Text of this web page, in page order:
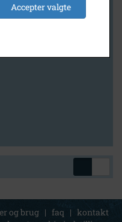
og brug | faq | kontakt
Accepter valgte